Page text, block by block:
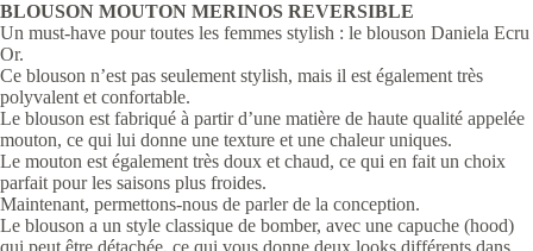
BLOUSON MOUTON MERINOS REVERSIBLE
Un must-have pour toutes les femmes stylish : le blouson Daniela Ecru
Or.
Ce blouson n’est pas seulement stylish, mais il est également très
polyvalent et confortable.
Le blouson est fabriqué à partir d’une matière de haute qualité appelée
mouton, ce qui lui donne une texture et une chaleur uniques.
Le mouton est également très doux et chaud, ce qui en fait un choix
parfait pour les saisons plus froides.
Maintenant, permettons-nous de parler de la conception.
Le blouson a un style classique de bomber, avec une capuche (hood)